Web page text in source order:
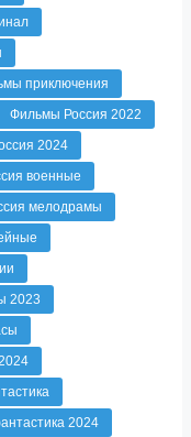
приключения
Фильмы Россия 2022
2024
военные
мелодрамы
2023
2024